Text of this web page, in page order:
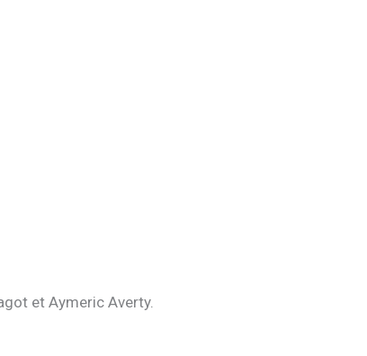
et Aymeric Averty.